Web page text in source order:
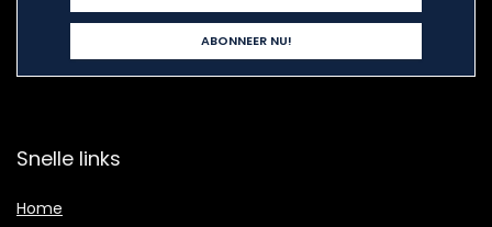
Snelle links
Home